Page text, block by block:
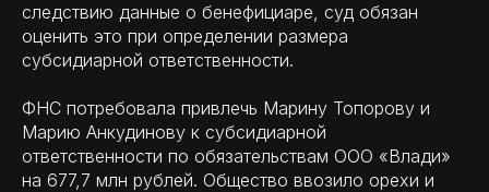
следствию данные о бенефициаре, суд обязан
оценить это при определении размера
субсидиарной ответственности.
ФНС потребовала привлечь Марину Топорову и
Марию Анкудинову к субсидиарной
ответственности по обязательствам ООО «Влади»
на 677,7 млн рублей. Общество ввозило орехи и